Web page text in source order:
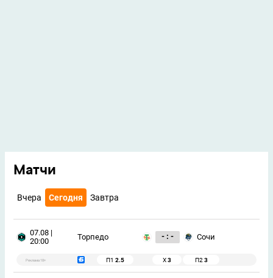
Матчи
Вчера Сегодня Завтра
07.08 |
20:00
Торпедо - : - Сочи
Реклама 18+ П1 2.5 Х3 П2 3